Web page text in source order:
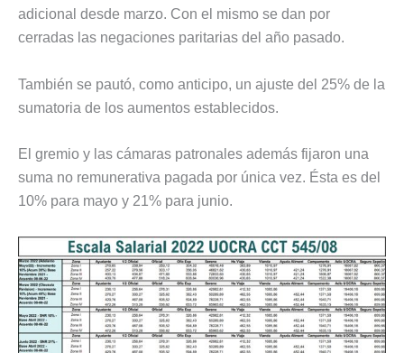
adicional desde marzo. Con el mismo se dan por
cerradas las negaciones paritarias del año pasado.
También se pautó, como anticipo, un ajuste del 25% de la
sumatoria de los aumentos establecidos.
El gremio y las cámaras patronales además fijaron una
suma no remunerativa pagada por única vez. Ésta es del
10% para mayo y 21% para junio.